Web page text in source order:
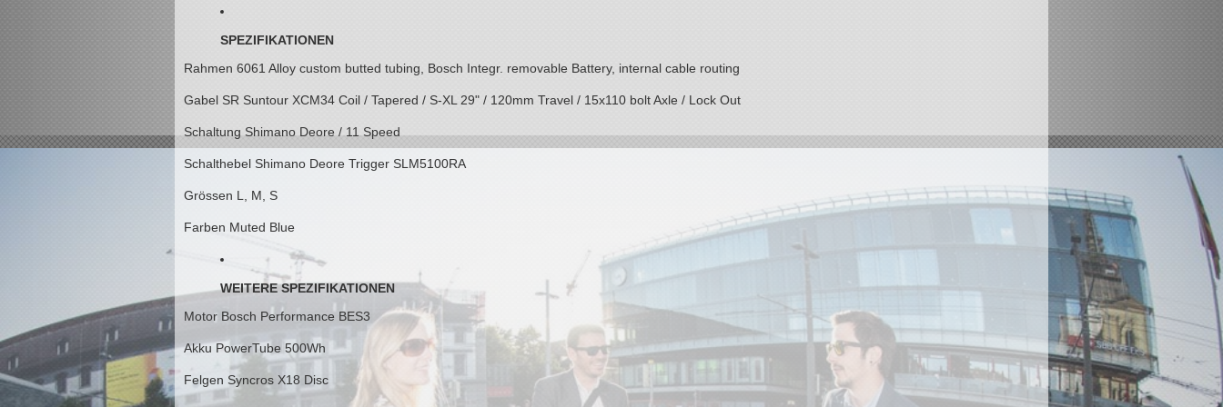
SPEZIFIKATIONEN
Rahmen 6061 Alloy custom butted tubing, Bosch Integr. removable Battery, internal cable routing
Gabel SR Suntour XCM34 Coil / Tapered / S-XL 29" / 120mm Travel / 15x110 bolt Axle / Lock Out
Schaltung Shimano Deore / 11 Speed
Schalthebel Shimano Deore Trigger SLM5100RA
Grössen L, M, S
Farben Muted Blue
WEITERE SPEZIFIKATIONEN
Motor Bosch Performance BES3
Akku PowerTube 500Wh
Felgen Syncros X18 Disc